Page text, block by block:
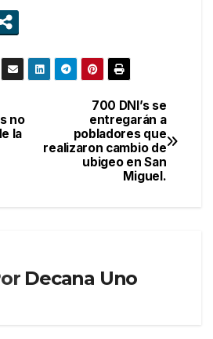
700 DNI’s se
entregarán a
pobladores que
realizaron cambio de
ubigeo en San
Miguel.
no
la
Decana Uno